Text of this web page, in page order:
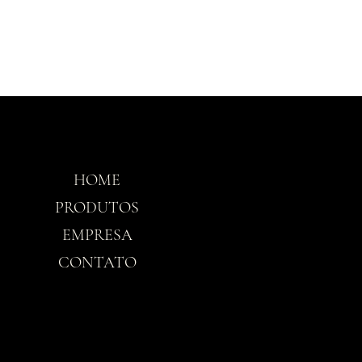
HOME
PRODUTOS
EMPRESA
CONTATO